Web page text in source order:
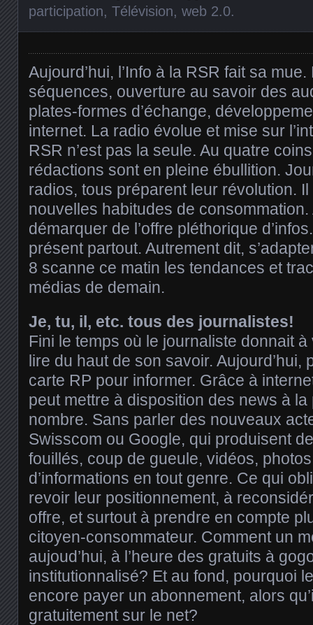
participation, Télévision, web 2.0.
Aujourd’hui, l’Info à la RSR fait sa
séquences, ouverture au savoir des
plates-formes d’échange,
internet. La radio évolue et mise sur
RSR n’est pas la seule. Au quatre
rédactions sont en pleine ébullition.
radios, tous préparent leur révolution.
nouvelles habitudes de
démarquer de l’offre pléthorique
présent partout. Autrement dit,
8 scanne ce matin les tendances et
médias de demain.
Je, tu, il, etc. tous des journalistes!
Fini le temps où le journaliste donnait
lire du haut de son savoir. Aujourd’hui,
carte RP pour informer. Grâce à
peut mettre à disposition des news à
nombre. Sans parler des nouveaux
Swisscom ou Google, qui produisent
fouillés, coup de gueule, vidéos,
d’informations en tout genre. Ce qui
revoir leur positionnement, à
offre, et surtout à prendre en compte
citoyen-consommateur. Comment un
aujoud’hui, à l’heure des gratuits à
institutionnalisé? Et au fond, pourquoi
encore payer un abonnement, alors
gratuitement sur le net?